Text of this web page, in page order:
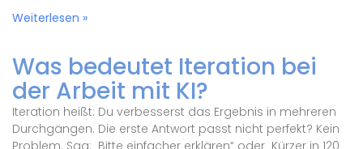
Weiterlesen »
Was bedeutet Iteration bei
der Arbeit mit KI?
Iteration heißt: Du verbesserst das Ergebnis in mehreren
Durchgängen. Die erste Antwort passt nicht perfekt? Kein